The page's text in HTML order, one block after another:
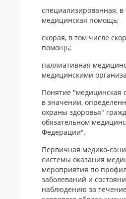
специализированная, в
медицинская помощь;
скорая, в том числе
помощь;
паллиативная
медицинскими
Понятие "медицинская
в значении,
охраны здоровья"
обязательном
Федерации".
Первичная медико-
системы оказания
мероприятия по
заболеваний и
наблюдению за